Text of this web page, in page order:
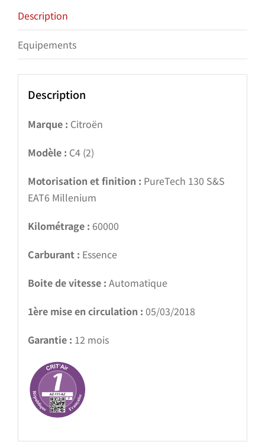
Description
Equipements
Description
Marque : Citroën
Modèle : C4 (2)
Motorisation et finition : PureTech 130 S&S
EAT6 Millenium
Kilométrage : 60000
Carburant : Essence
Boite de vitesse : Automatique
1ère mise en circulation : 05/03/2018
Garantie : 12 mois